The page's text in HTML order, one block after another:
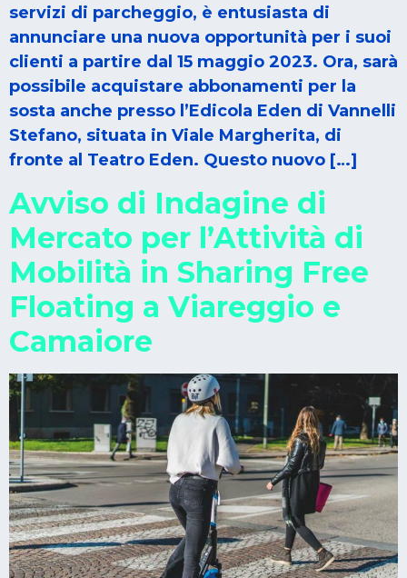
servizi di parcheggio, è entusiasta di
annunciare una nuova opportunità per i suoi
clienti a partire dal 15 maggio 2023. Ora, sarà
possibile acquistare abbonamenti per la
sosta anche presso l’Edicola Eden di Vannelli
Stefano, situata in Viale Margherita, di
fronte al Teatro Eden. Questo nuovo […]
Avviso di Indagine di
Mercato per l’Attività di
Mobilità in Sharing Free
Floating a Viareggio e
Camaiore